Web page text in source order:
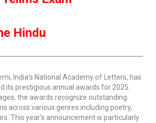
Hindu
India’s National Academy of Letters, has
its prestigious annual awards for 2025.
the awards recognize outstanding
across various genres including poetry,
This year’s announcement is particularly